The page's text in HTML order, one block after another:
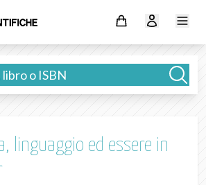
linguaggio ed essere in